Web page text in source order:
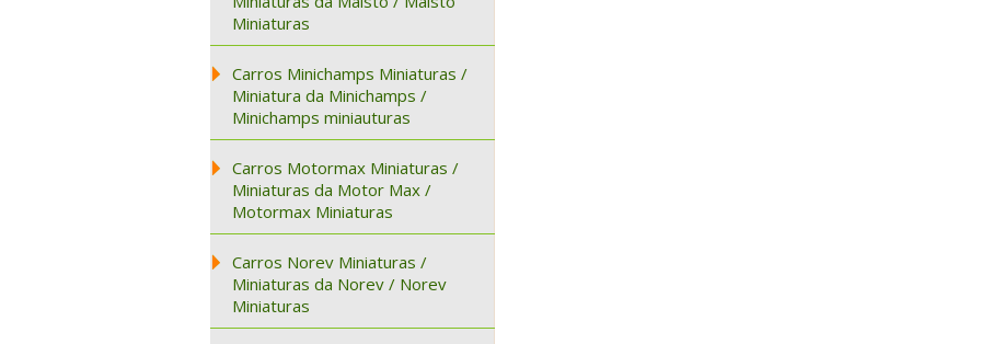
Miniaturas
Carros Minichamps Miniaturas /
Miniatura da Minichamps /
Minichamps miniauturas
Carros Motormax Miniaturas /
Miniaturas da Motor Max /
Motormax Miniaturas
Carros Norev Miniaturas /
Miniaturas da Norev / Norev
Miniaturas